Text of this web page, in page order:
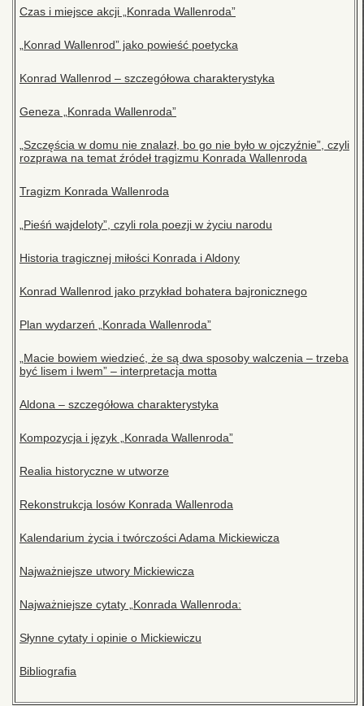
Czas i miejsce akcji „Konrada Wallenroda”
„Konrad Wallenrod” jako powieść poetycka
Konrad Wallenrod – szczegółowa charakterystyka
Geneza „Konrada Wallenroda”
„Szczęścia w domu nie znalazł, bo go nie było w ojczyźnie”, czyli
rozprawa na temat źródeł tragizmu Konrada Wallenroda
Tragizm Konrada Wallenroda
„Pieśń wajdeloty”, czyli rola poezji w życiu narodu
Historia tragicznej miłości Konrada i Aldony
Konrad Wallenrod jako przykład bohatera bajronicznego
Plan wydarzeń „Konrada Wallenroda”
„Macie bowiem wiedzieć, że są dwa sposoby walczenia – trzeba
być lisem i lwem” – interpretacja motta
Aldona – szczegółowa charakterystyka
Kompozycja i język „Konrada Wallenroda”
Realia historyczne w utworze
Rekonstrukcja losów Konrada Wallenroda
Kalendarium życia i twórczości Adama Mickiewicza
Najważniejsze utwory Mickiewicza
Najważniejsze cytaty „Konrada Wallenroda:
Słynne cytaty i opinie o Mickiewiczu
Bibliografia